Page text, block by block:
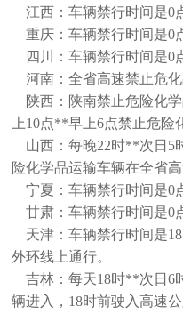
江西：车辆禁行时间是0
重庆：车辆禁行时间是0
四川：车辆禁行时间是0
河南：全省高速禁止危化
陕西：陕南禁止危险化
上10点**早上6点禁止危险
山西：每晚22时**次日5
险化学品运输车辆在全省高
宁夏：车辆禁行时间是0
甘肃：车辆禁行时间是0
天津：车辆禁行时间是
外环线上通行。
吉林：每天18时**次日6
辆进入，18时前驶入高速